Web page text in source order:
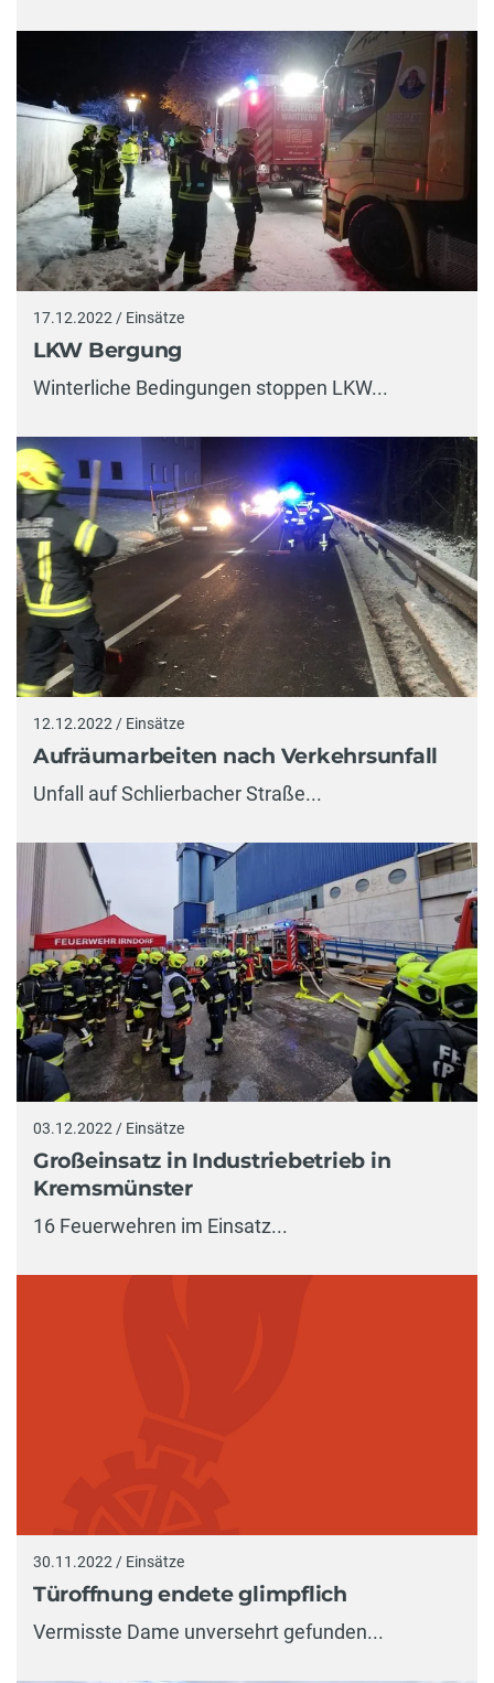
17.12.2022 / Einsätze
LKW Bergung
Winterliche Bedingungen stoppen LKW...
12.12.2022 / Einsätze
Aufräumarbeiten nach Verkehrsunfall
Unfall auf Schlierbacher Straße...
03.12.2022 / Einsätze
Großeinsatz in Industriebetrieb in
Kremsmünster
16 Feuerwehren im Einsatz...
30.11.2022 / Einsätze
Türoffnung endete glimpflich
Vermisste Dame unversehrt gefunden...